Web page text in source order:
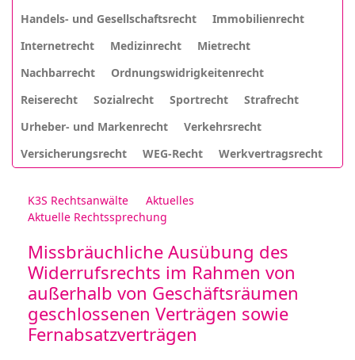
Handels- und Gesellschaftsrecht
Immobilienrecht
Internetrecht
Medizinrecht
Mietrecht
Nachbarrecht
Ordnungswidrigkeitenrecht
Reiserecht
Sozialrecht Sportrecht
Strafrecht
Urheber- und Markenrecht
Verkehrsrecht
Versicherungsrecht
WEG-Recht Werkvertragsrecht
K3S Rechtsanwälte
Aktuelles
Aktuelle Rechtssprechung
Missbräuchliche Ausübung des
Widerrufsrechts im Rahmen von
außerhalb von Geschäftsräumen
geschlossenen Verträgen sowie
Fernabsatzverträgen